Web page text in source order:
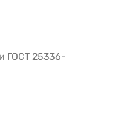
ГОСТ 25336-